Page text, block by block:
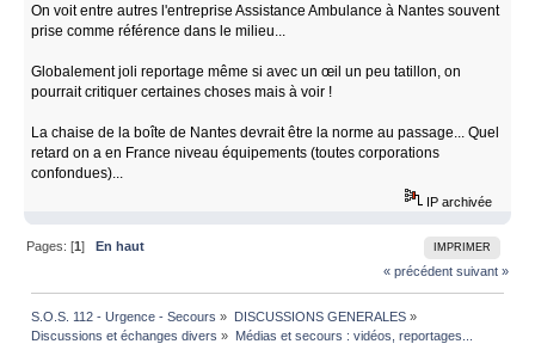
On voit entre autres l'entreprise Assistance Ambulance à Nantes souvent
prise comme référence dans le milieu...
Globalement joli reportage même si avec un œil un peu tatillon, on
pourrait critiquer certaines choses mais à voir !
La chaise de la boîte de Nantes devrait être la norme au passage... Quel
retard on a en France niveau équipements (toutes corporations
confondues)...
IP archivée
IMPRIMER
Pages: [1]En haut
« précédent suivant »
S.O.S. 112 - Urgence - Secours » DISCUSSIONS GENERALES»
Discussions et échanges divers » Médias et secours : vidéos, reportages...